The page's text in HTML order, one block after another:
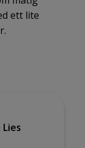
ett lite